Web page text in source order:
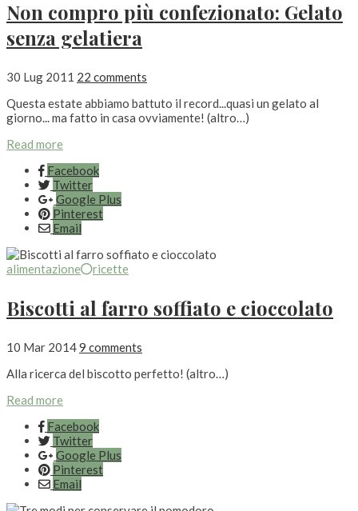
Non compro più confezionato: Gelato
senza gelatiera
30 Lug 2011 22 comments
Questa estate abbiamo battuto il record...quasi un gelato al
giorno... ma fatto in casa ovviamente! (altro…)
Read more
Facebook
Twitter
Google Plus
Pinterest
Email
alimentazione ricette
Biscotti al farro soffiato e cioccolato
10 Mar 20149 comments
Alla ricerca del biscotto perfetto! (altro…)
Read more
Facebook
Twitter
Google Plus
Pinterest
Email